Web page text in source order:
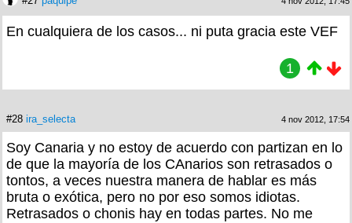
En cualquiera de los casos... ni puta gracia este VEF
1
#28 ira_selecta 4 nov 2012, 17:54
Soy Canaria y no estoy de acuerdo con partizan en lo
de que la mayoría de los CAnarios son retrasados o
tontos, a veces nuestra manera de hablar es más
bruta o exótica, pero no por eso somos idiotas.
Retrasados o chonis hay en todas partes. No me